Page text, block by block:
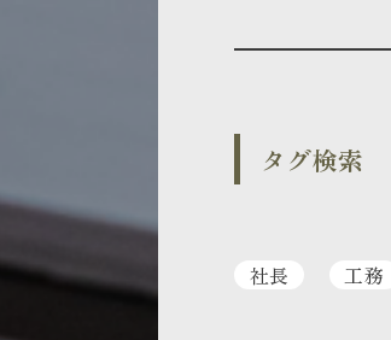
タグ検索
社長 工務